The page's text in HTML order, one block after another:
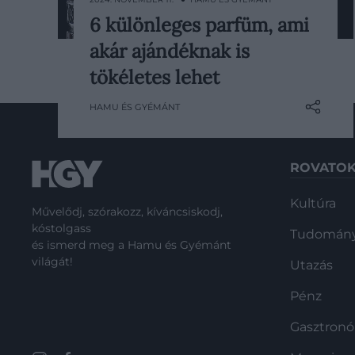
Válogatásunkban hat olyan
kivételes parfümöt mutatunk be,
amelyek mind stílusosak,
meglepetést nyújtanak bármilyen
illatok minden ízlést és egyéniséget
kiegészítenek.
6 különleges parfüm, ami
akár ajándéknak is
tökéletes lehet
HAMU ÉS GYÉMÁNT
Művelődj, szórakozz, kíváncsiskodj,
kóstolgass
és ismerd meg a Hamu és Gyémánt
világát!
Kultúra
Utazás
Pénz